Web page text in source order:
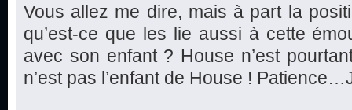
Vous allez me dire, mais à part la
qu’est-ce que les lie aussi à cette
avec son enfant ? House n’est
n’est pas l’enfant de House !